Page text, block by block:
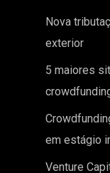
Nova
exterior
5 maiores
em estágio
Venture